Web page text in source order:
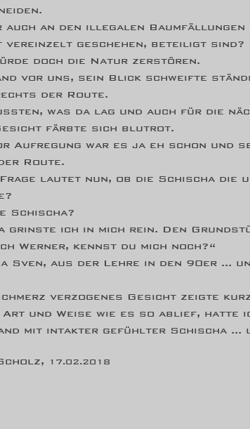
auch an den illegalen
vereinzelt geschehen, beteiligt sind?
doch die Natur zerstören.
vor uns, sein Blick schweifte
der Route.
was da lag und auch für die
färbte sich blutrot.
Aufregung war es ja eh schon und
Route.
Frage lautet nun, ob die Schischa die
Schischa?
grinste ich in mich rein. Den
Werner, kennst du mich noch?“
Sven, aus der Lehre in den 90er ...
verzogenes Gesicht zeigte
Art und Weise wie es so ablief, hatte
mit intakter gefühlter Schischa ...
17.02.2018